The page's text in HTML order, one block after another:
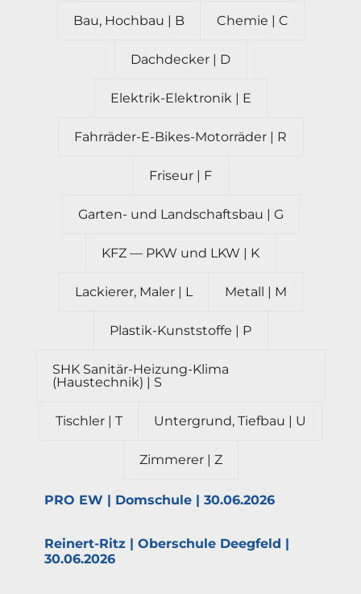
Bau, Hochbau | B Chemie | C
Dachdecker | D
Elektrik-Elektronik | E
Fahrräder-E-Bikes-Motor­räder | R
Friseur | F
Garten- und Landschaftsbau | G
KFZ — PKW und LKW | K
Lackierer, Maler | L Metall | M
Plastik-Kunst­stoffe | P
SHK Sanitär-Heizung-Klima
(Haustechnik) | S
Tischler | T Unter­grund, Tiefbau | U
Zimmerer | Z
PRO EW | Domschule | 30.06.2026
Reinert-Ritz | Oberschule Deegfeld |
30.06.2026